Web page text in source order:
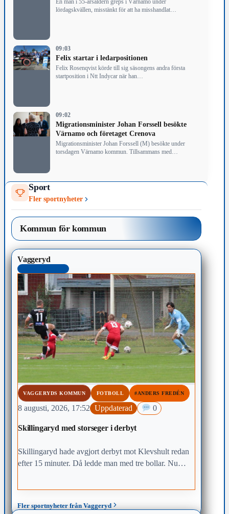
lördagskvällen, misstänkt för att ha misshandlat…
09:03
Felix startar i ledarpositionen
Felix Rosenqvist körde till sig säsongens andra första
startposition i Ntt Indycar när han…
09:02
Migrationsminister Johan Forssell besökte
Värnamo och företaget Crenova
Migrationsminister Johan Forssell (M) besökte under
torsdagen Värnamo kommun. Tillsammans med
Sport
Fler sportnyheter
Kommun för kommun
Vaggeryd
VAGGERYDS KOMMUN FOTBOLL #ANDERS FREDÉN
8 augusti, 2026, 17:52 Uppdaterad 0
Skillingaryd med storseger i derbyt
Skillingaryd hade avgjort derbyt mot Klevshult redan
efter 15 minuter. Då ledde man med tre bollar. Nu
Fler sportnyheter från Vaggeryd